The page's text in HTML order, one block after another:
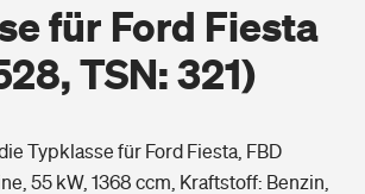
für Ford Fiesta
TSN: 321)
Typklasse für Ford Fiesta, FBD
55 kW, 1368 ccm, Kraftstoff: Benzin,